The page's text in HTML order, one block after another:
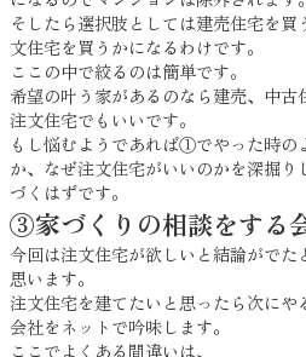
そしたら選択肢としては建売住宅を
文住宅を買うかになるわけです。
ここの中で絞るのは簡単です。
希望の叶う家があるのなら建売、中
注文住宅でもいいです。
もし悩むようであれば①でやった時の
か、なぜ注文住宅がいいのかを深掘
づくはずです。
③家づくりの相談をする
今回は注文住宅が欲しいと結論がでた
思います。
注文住宅を建てたいと思ったら次にや
会社をネットで吟味します。
ここでよくある間違いは、